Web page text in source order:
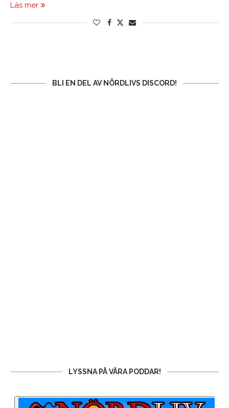
Läs mer
BLI EN DEL AV NÖRDLIVS DISCORD!
LYSSNA PÅ VÅRA PODDAR!